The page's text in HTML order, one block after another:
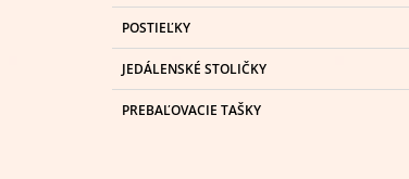
POSTIEĽKY
JEDÁLENSKÉ STOLIČKY
PREBAĽOVACIE TAŠKY